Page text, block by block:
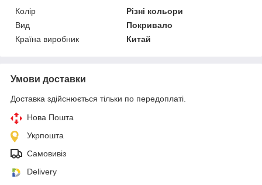
Колір
Різні кольори
Вид
Покривало
Країна виробник
Китай
Умови доставки
Доставка здійснюється тільки по передоплаті.
Нова Пошта
Укрпошта
Самовивіз
Delivery